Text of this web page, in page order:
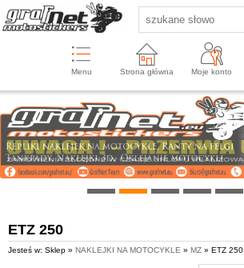
Menu Strona główna Moje konto
ETZ 250
Jesteś w: Sklep » NAKLEJKI NA MOTOCYKLE » MZ » ETZ 250